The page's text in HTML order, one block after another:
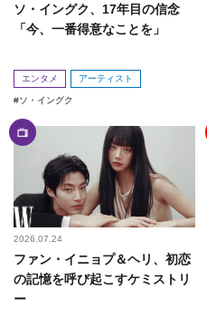
ソ・イングク、17年目の信念
「今、一番得意なことを」
エンタメ アーティスト
ソ・イングク
2026.07.24
ファン・イニョプ＆ヘリ、初恋
の記憶を呼び起こすケミストリ
ー